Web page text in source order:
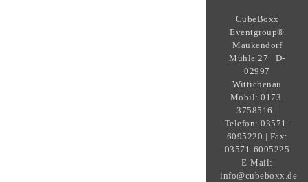
CubeBoxx
Eventgroup®
Maukendorf
Mühle 27 | D-
02997
Wittichenau
Mobil: 0173-
3758516 |
Telefon: 03571-
6095220 | Fax:
03571-6095225
E-Mail:
info@cubeboxx.de